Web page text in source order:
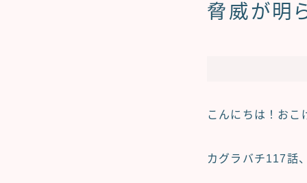
脅威が明
こんにちは！おこ
カグラバチ117話